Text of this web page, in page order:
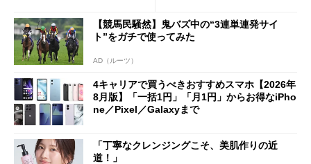
も
【競馬民騒然】鬼バズ中の“3連単連発サイ
ト”をガチで使ってみた
AD（ルーツ）
4キャリアで買うべきおすすめスマホ【2026年
8月版】「一括1円」「月1円」からお得なiPho
ne／Pixel／Galaxyまで
「丁寧なクレンジングこそ、美肌作りの近
道！」